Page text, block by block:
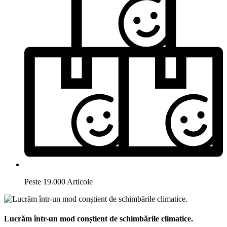
Peste 19.000 Articole
Lucrăm într-un mod conștient de schimbările climatice.